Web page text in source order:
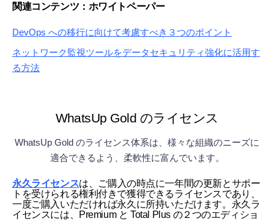
関連コンテンツ：ホワイトペーパー
DevOps への移行に向けて考慮すべき３つのポイント
ネットワーク監視ツールをデータセキュリティ強化に活用す
る方法
WhatsUp Gold のライセンス
WhatsUp Gold のライセンス体系は、様々な組織のニーズに
適合できるよう、柔軟性に富んでいます。
永久ライセンスは、ご購入の時点に一年間の更新とサポー
トを受けられる権利付きで獲得できるライセンスであり、
一度ご購入いただければ永久に所持いただけます。永久ラ
イセンスには、Premium と Total Plus の２つのエディショ